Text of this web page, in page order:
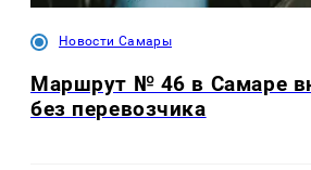
Новости Самары
Маршрут № 46 в Самаре
без перевозчика